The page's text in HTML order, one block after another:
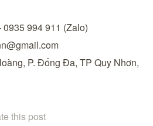
994 911 (Zalo)
P. Đống Đa, TP Quy Nhơn,
this post